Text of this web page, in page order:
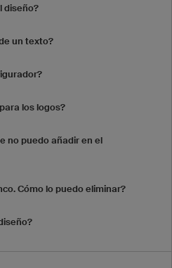
diseño?
un texto?
los logos?
no puedo añadir en el
Cómo lo puedo eliminar?